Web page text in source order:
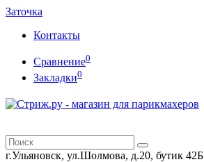
Заточка
Контакты
Сравнение0
Закладки0
г.Ульяновск, ул.Шолмова, д.20, бутик 42Б